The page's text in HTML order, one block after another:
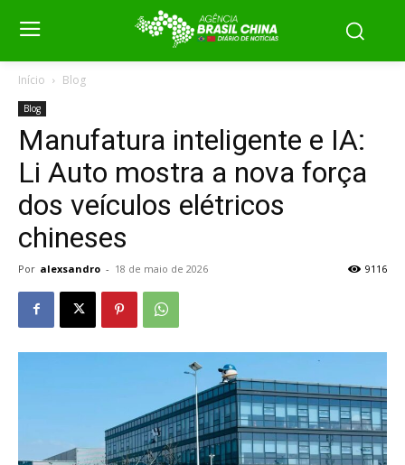
Início Blog
Blog
Manufatura inteligente e IA:
Li Auto mostra a nova força
dos veículos elétricos
chineses
Por alexsandro - 18 de maio de 2026 9116